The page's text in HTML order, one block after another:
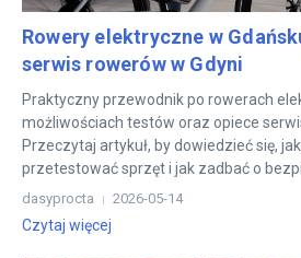
Rowery elektryczne w
serwis rowerów w Gdyni
Praktyczny przewodnik po rowerach
możliwościach testów oraz opiece
Przeczytaj artykuł, by dowiedzieć się,
przetestować sprzęt i jak zadbać o
dasyprocta 2026-05-14
Czytaj więcej